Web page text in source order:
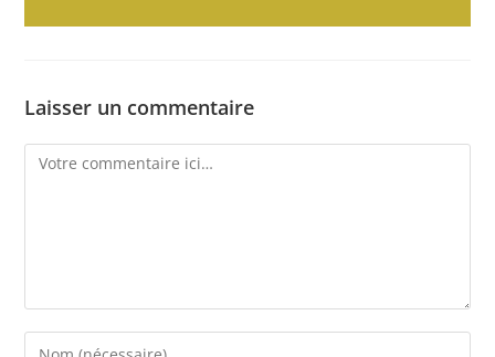
Laisser un commentaire